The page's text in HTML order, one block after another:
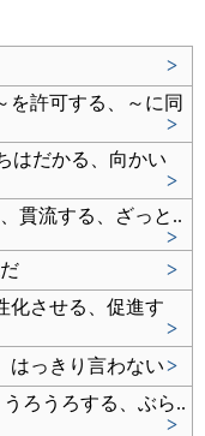
>
を許可する、～に同
>
はだかる、向かい
>
貫流する、ざっと..
>
>
化させる、促進す
>
はっきり言わない>
ろうろする、ぶら..
>